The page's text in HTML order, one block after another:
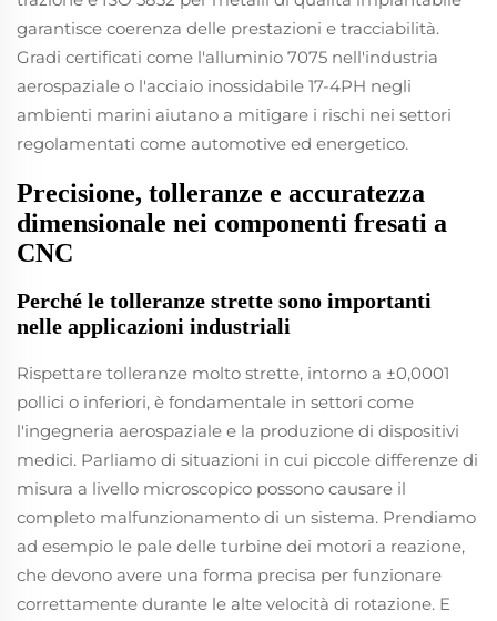
garantisce coerenza delle prestazioni e tracciabilità.
Gradi certificati come l'alluminio 7075 nell'industria
aerospaziale o l'acciaio inossidabile 17-4PH negli
ambienti marini aiutano a mitigare i rischi nei settori
regolamentati come automotive ed energetico.
Precisione, tolleranze e accuratezza
dimensionale nei componenti fresati a
CNC
Perché le tolleranze strette sono importanti
nelle applicazioni industriali
Rispettare tolleranze molto strette, intorno a ±0,0001
pollici o inferiori, è fondamentale in settori come
l'ingegneria aerospaziale e la produzione di dispositivi
medici. Parliamo di situazioni in cui piccole differenze di
misura a livello microscopico possono causare il
completo malfunzionamento di un sistema. Prendiamo
ad esempio le pale delle turbine dei motori a reazione,
che devono avere una forma precisa per funzionare
correttamente durante le alte velocità di rotazione. E